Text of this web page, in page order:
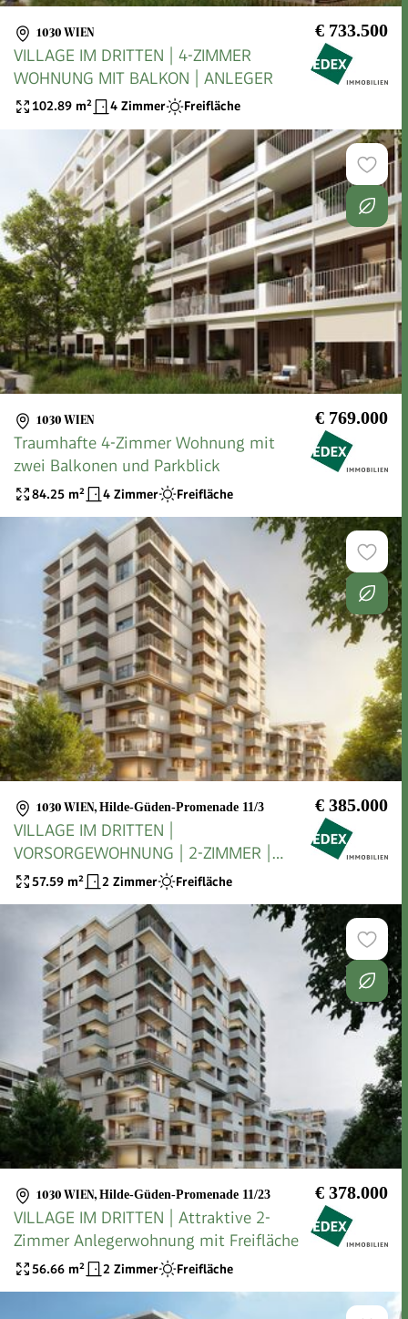
1030 WIEN € 733.500
VILLAGE IM DRITTEN | 4-ZIMMER
WOHNUNG MIT BALKON | ANLEGER
102.89 m² 4 Zimmer Freifläche
1030 WIEN € 769.000
Traumhafte 4-Zimmer Wohnung mit
zwei Balkonen und Parkblick
84.25 m² 4 Zimmer Freifläche
1030 WIEN, Hilde-Güden-Promenade 11/3 € 385.000
VILLAGE IM DRITTEN |
VORSORGEWOHNUNG | 2-ZIMMER |
EIGENGARTEN
57.59 m² 2 Zimmer Freifläche
1030 WIEN, Hilde-Güden-Promenade 11/23 € 378.000
VILLAGE IM DRITTEN | Attraktive 2-
Zimmer Anlegerwohnung mit Freifläche
56.66 m² 2 Zimmer Freifläche